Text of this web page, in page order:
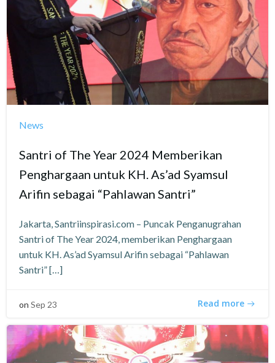
News
Santri of The Year 2024 Memberikan
Penghargaan untuk KH. As’ad Syamsul
Arifin sebagai “Pahlawan Santri”
Jakarta, Santriinspirasi.com – Puncak Penganugrahan
Santri of The Year 2024, memberikan Penghargaan
untuk KH. As’ad Syamsul Arifin sebagai “Pahlawan
Santri” […]
on Sep 23 Read more